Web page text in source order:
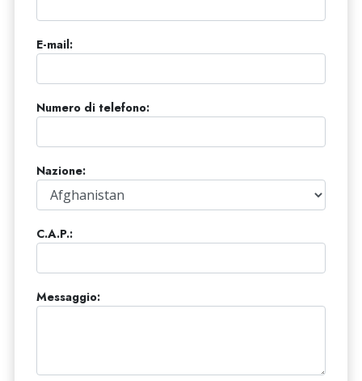
E-mail:
Numero di telefono:
Nazione:
C.A.P.:
Messaggio: